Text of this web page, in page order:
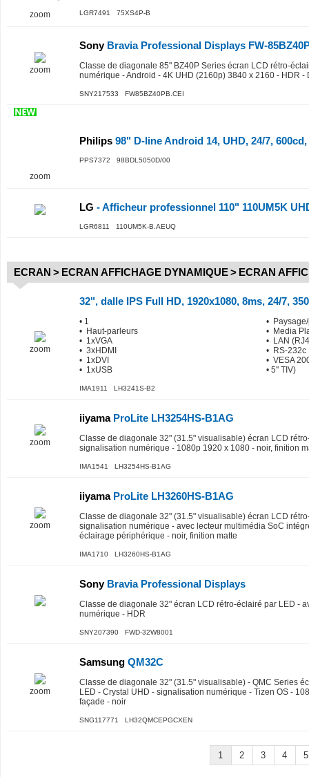
zoom LGR7491 75XS4P-B
zoom
SonyBravia Professional Displays FW-
Classe de diagonale 85" BZ40P Series écran LCD rétro-
numérique - Android - 4K UHD (2160p) 3840 x 2160 - HDR -
SNY217533 FW85BZ40PB.CEI
zoom
Philips 98" D-line Android 14, UHD, 24/7,
PPS7372 98BDL5050D/00
LG - Afficheur professionnel 110" 110UM5K
LGR6811 110UM5K-B.AEUQ
ECRAN > ECRAN AFFICHAGE DYNAMIQUE> ECRAN
zoom
32", dalle IPS Full HD, 1920x1080, 8ms, 24/7,
• 1
• Haut-parleurs
• 1xVGA
• 3xHDMI
• 1xDVI
• 1xUSB
•
• Media
• LAN
• RS-232c
• VESA
• 5'' TIV)
IMA1911 LH3241S-B2
zoom
iiyamaProLite LH3254HS-B1AG
Classe de diagonale 32" (31.5" visualisable) écran LCD
signalisation numérique - 1080p 1920 x 1080 - noir, finition
IMA1541 LH3254HS-B1AG
zoom
iiyamaProLite LH3260HS-B1AG
Classe de diagonale 32" (31.5" visualisable) écran LCD
signalisation numérique - avec lecteur multimédia SoC
éclairage périphérique - noir, finition matte
IMA1710 LH3260HS-B1AG
SonyBravia Professional Displays
Classe de diagonale 32" écran LCD rétro-éclairé par LED -
numérique - HDR
SNY207390 FWD-32W8001
zoom
Samsung QM32C
Classe de diagonale 32" (31.5" visualisable) - QMC Series
LED - Crystal UHD - signalisation numérique - Tizen OS -
façade - noir
SNG117771 LH32QMCEPGCXEN
1 2 3 4 5